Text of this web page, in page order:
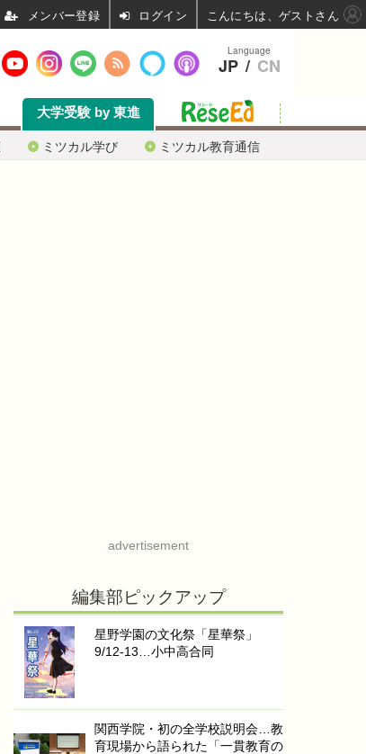
ミツカル学び ミツカル教育通信
大学受験 by 東進
advertisement
編集部ピックアップ
星野学園の文化祭「星華祭」
9/12-13…小中高合同
関西学院・初の全学校説明会…教
育現場から語られた「一貫教育の
Language
JP / CN
ログイン こんにちは、ゲストさん